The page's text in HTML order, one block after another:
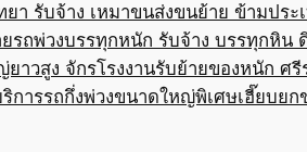
ยา รับจ้าง เหมาขนส่งขนย้าย ข้ามประ
รถพ่วงบรรทุกหนัก รับจ้าง บรรทุกหิน
าวสูง จักรโรงงานรับย้ายของหนัก ศรี
การรถกึ่งพ่วงขนาดใหญ่พิเศษเฮี๊ยบยก